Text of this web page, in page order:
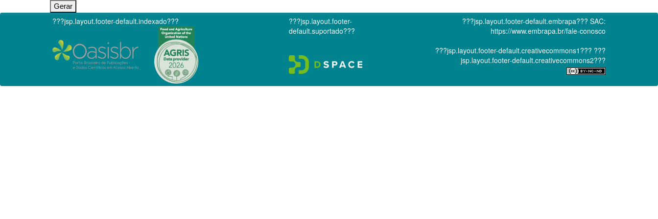
???jsp.layout.footer-default.indexado???
???jsp.layout.footer-
default.suportado???
???jsp.layout.footer-default.embrapa??? SAC:
https://www.embrapa.br/fale-conosco
???jsp.layout.footer-default.creativecommons1??? ???
jsp.layout.footer-default.creativecommons2???